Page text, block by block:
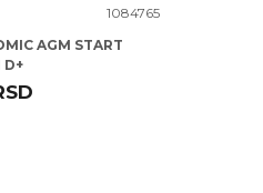
1084765
AGM START
D+